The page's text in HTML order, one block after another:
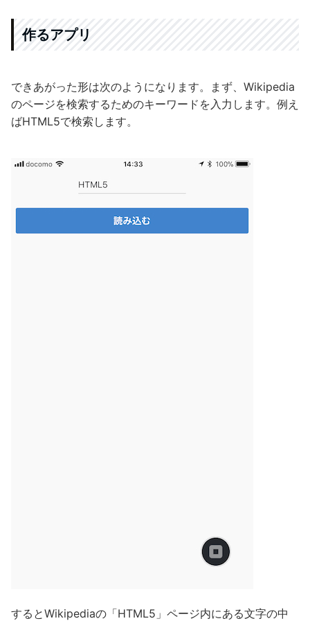
作るアプリ
できあがった形は次のようになります。まず、Wikipedia
のページを検索するためのキーワードを入力します。例え
ばHTML5で検索します。
するとWikipediaの「HTML5」ページ内にある文字の中